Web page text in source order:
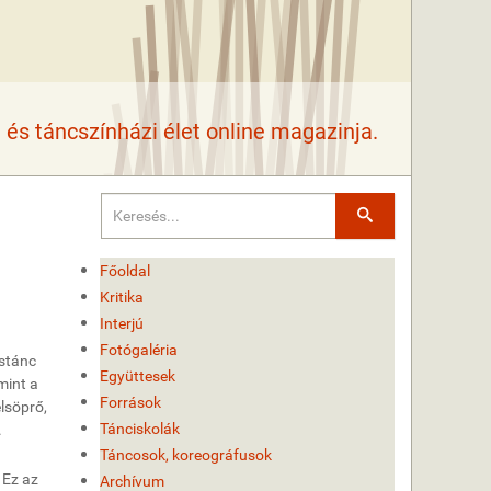
táncszínházi élet online magazinja.
a
az
Keresés
Főoldal
Kritika
Interjú
Fotógaléria
Együttesek
Források
Tánciskolák
Táncosok, koreográfusok
Archívum